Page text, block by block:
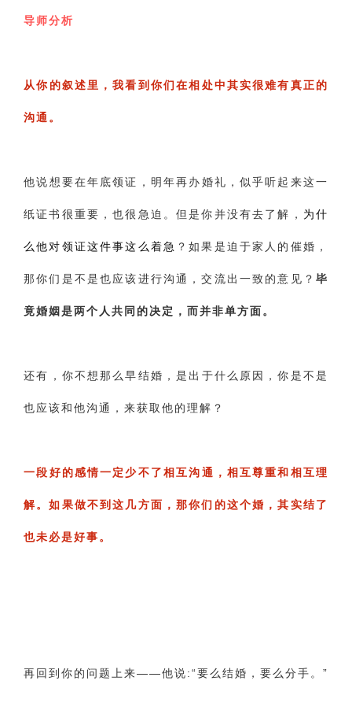
‌导师分析
‌从你的叙述里，我看到你们在相处中其实很难有真正的
沟通。
‌他说想要在年底领证，明年再办婚礼，似乎听起来这一
纸证书很重要，也很急迫。但是你并没有去了解， 为什
么他对领证这件事这么着急 ？如果是迫于家人的催婚，
那你们是不是也应该进行沟通，交流出一致的意见？ 毕
竟婚姻是两个人共同的决定，而并非单方面。
‌还有，你不想那么早结婚，是出于什么原因，你是不是
也应该和他沟通，来获取他的理解？
‌一段好的感情一定少不了相互沟通，相互尊重和相互理
解。如果做不到这几方面，那你们的这个婚，其实结了
也未必是好事。
‌再回到你的问题上来——他说:“要么结婚，要么分手。”